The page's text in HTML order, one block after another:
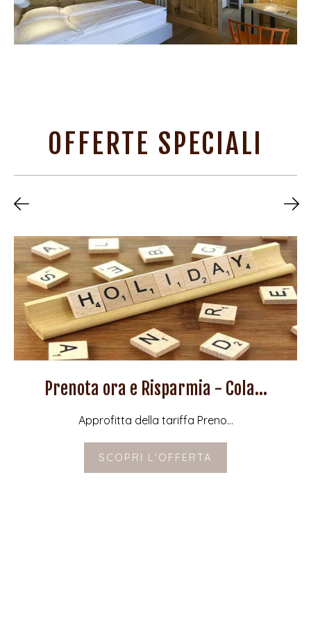
OFFERTE SPECIALI
Prenota ora e Risparmia - Cola...
Approfitta della tariffa Preno...
SCOPRI L'OFFERTA